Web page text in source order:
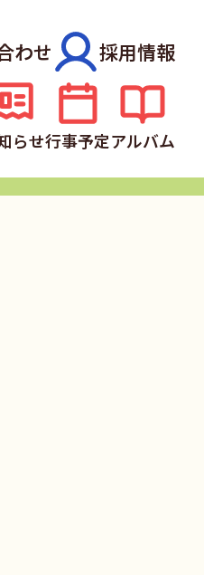
らせ行事予定アルバム
わせ 採用情報